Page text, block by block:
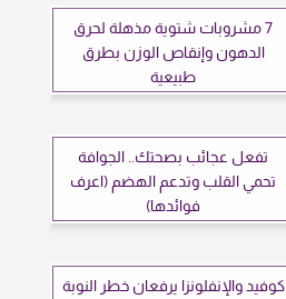
7 مشروبات شتوية مذهلة لحرق
الدهون وإنقاص الوزن بطرق
طبيعية
تفعل عجائب بصحتك.. الجوافة
تحمي القلب وتدعم الهضم (اعرف
فوائدها)
كوفيد والإنفلونزا يرفعان خطر النوبة